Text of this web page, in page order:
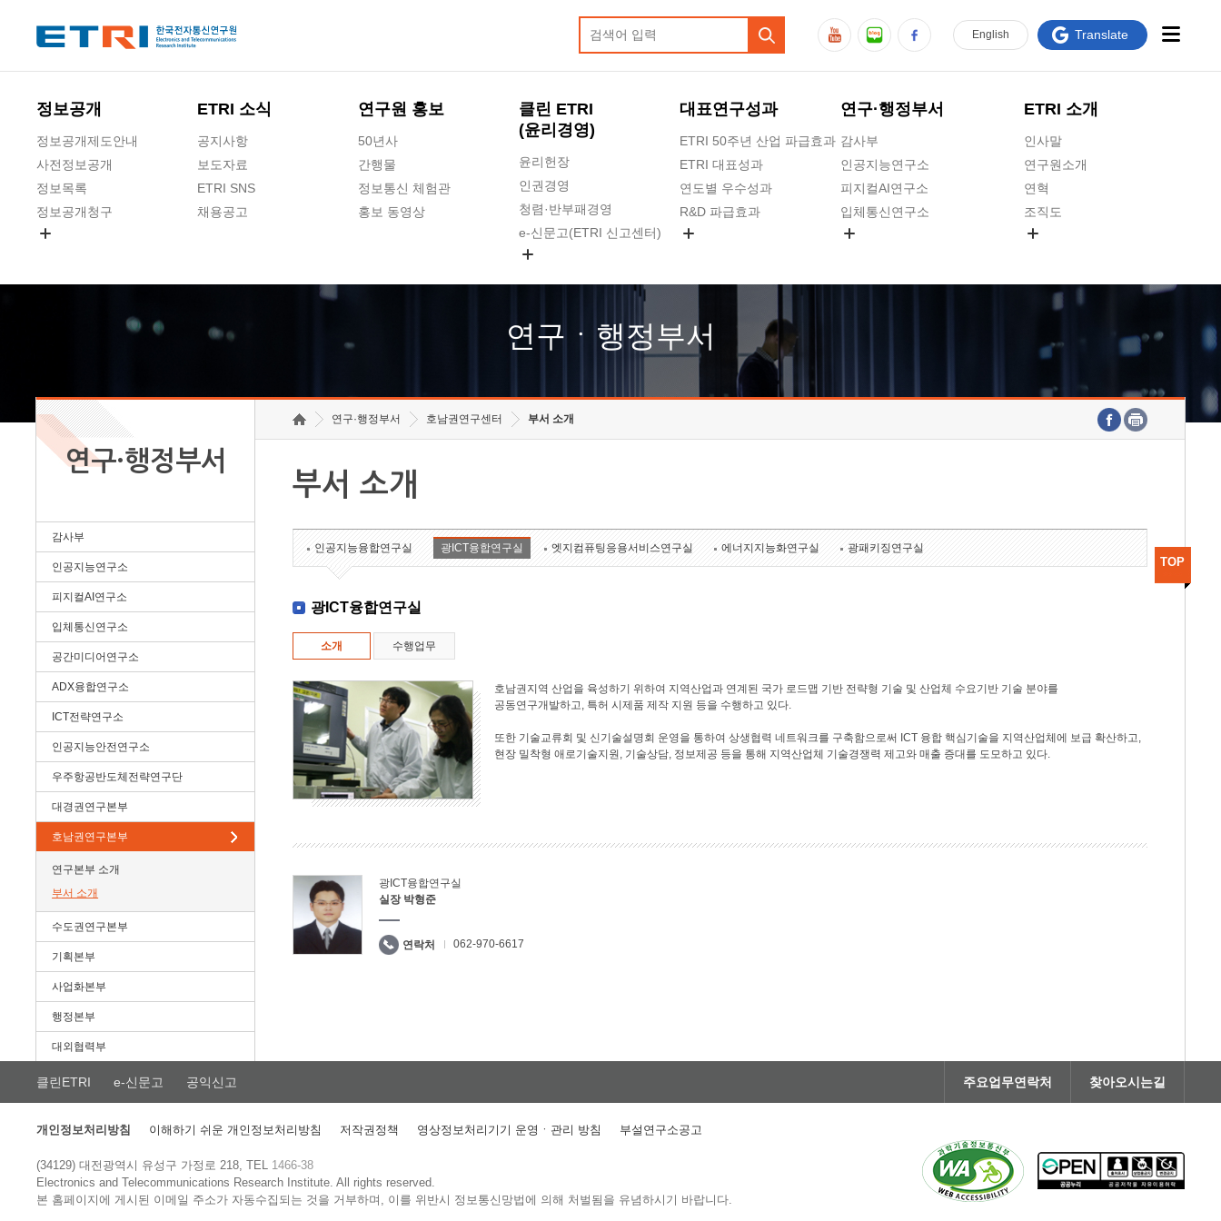
정보공개
정보공개제도안내
사전정보공개
정보목록
정보공개청구
ETRI 소식
공지사항
보도자료
ETRI SNS
채용공고
연구원 홍보
50년사
간행물
정보통신 체험관
홍보 동영상
클린 ETRI
(윤리경영)
윤리헌장
인권경영
청렴·반부패경영
e-신문고(ETRI 신고센터)
고객의소리
수의계약 현황
대표연구성과
ETRI 50주년 산업 파급효과
ETRI 대표성과
연도별 우수성과
R&D 파급효과
연구·행정부서
감사부
인공지능연구소
피지컬AI연구소
입체통신연구소
호남권연구본부
기획본부
ETRI 소개
인사말
연구원소개
연혁
조직도
연구원 고객헌장
주요업무연락처
English Translate
연구ㆍ행정부서
연구·행정부서
감사부
인공지능연구소
피지컬AI연구소
입체통신연구소
공간미디어연구소
ADX융합연구소
ICT전략연구소
인공지능안전연구소
우주항공반도체전략연구단
대경권연구본부
호남권연구본부
연구본부 소개
부서 소개
수도권연구본부
기획본부
사업화본부
행정본부
대외협력부
연구·행정부서 호남권연구센터 부서 소개
부서 소개
인공지능융합연구실 광ICT융합연구실 엣지컴퓨팅응용서비스연구실 에너지지능화연구실 광패키징연구실
광ICT융합연구실
소개 수행업무
호남권지역 산업을 육성하기 위하여 지역산업과 연계된 국가 로드맵 기반 전략형 기술 및 산업체 수요기반 기술 분야를
공동연구개발하고, 특허 시제품 제작 지원 등을 수행하고 있다.
또한 기술교류회 및 신기술설명회 운영을 통하여 상생협력 네트워크를 구축함으로써 ICT 융합 핵심기술을 지역산업체에 보급 확산하고,
현장 밀착형 애로기술지원, 기술상담, 정보제공 등을 통해 지역산업체 기술경쟁력 제고와 매출 증대를 도모하고 있다.
광ICT융합연구실
실장 박형준
연락처 062-970-6617
TOP
클린ETRI e-신문고 공익신고 주요업무연락처 찾아오시는길
개인정보처리방침 이해하기 쉬운 개인정보처리방침 저작권정책 영상정보처리기기 운영ㆍ관리 방침 부설연구소공고
(34129) 대전광역시 유성구 가정로 218, TEL 1466-38
Electronics and Telecommunications Research Institute.All rights reserved.
본 홈페이지에 게시된 이메일 주소가 자동수집되는 것을 거부하며, 이를 위반시 정보통신망법에 의해 처벌됨을 유념하시기 바랍니다.